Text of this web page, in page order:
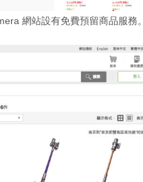
網站設有免費預留商品服務。